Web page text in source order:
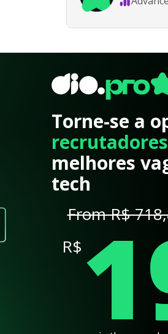
Torne-se a
recrutadores
melhores
tech
From R$
R$